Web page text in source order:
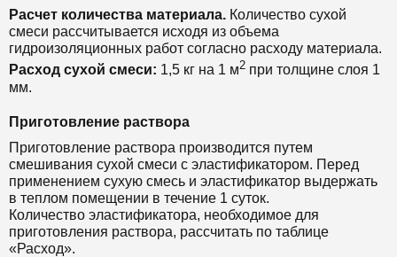
Расчет количества материала. Количество сухой
смеси рассчитывается исходя из объема
гидроизоляционных работ согласно расходу материала.
Расход сухой смеси: 1,5 кг на 1 м2 при толщине слоя 1
мм.
Приготовление раствора
Приготовление раствора производится путем
смешивания сухой смеси с эластификатором. Перед
применением сухую смесь и эластификатор выдержать
в теплом помещении в течение 1 суток.
Количество эластификатора, необходимое для
приготовления раствора, рассчитать по таблице
«Расход».